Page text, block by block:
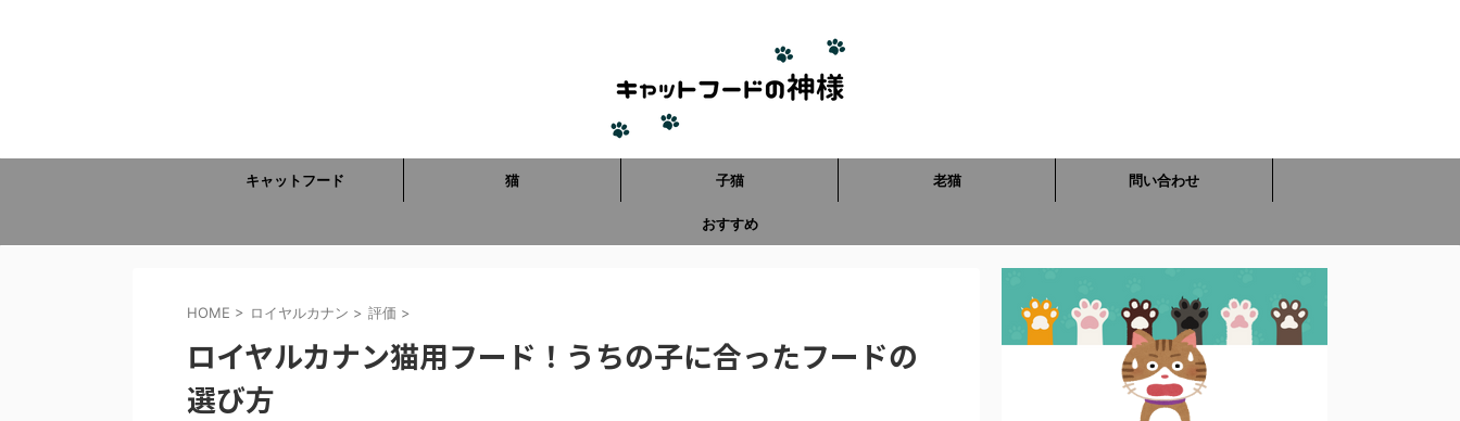
キャットフード 猫 子猫 老猫 問い合わせ
おすすめ
HOME > ロイヤルカナン > 評価 >
ロイヤルカナン猫用フード！うちの子に合ったフードの
選び方